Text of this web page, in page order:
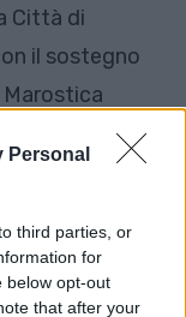
Personal
third parties, or
for
below opt-out
that after your
Città di
il sostegno